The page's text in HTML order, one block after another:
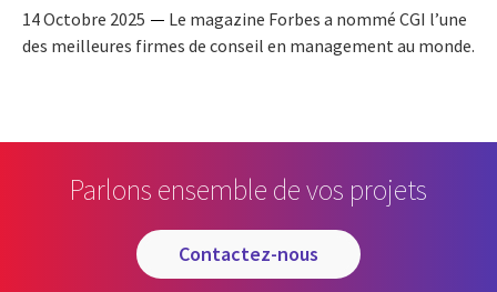
14 Octobre 2025
Le magazine Forbes a nommé CGI l’une
des meilleures firmes de conseil en management au monde.
Parlons ensemble de vos projets
contactez-nous